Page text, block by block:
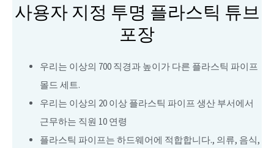
사용자 지정 투명 플라스틱 튜브
포장
우리는 이상의 700 직경과 높이가 다른 플라스틱 파이프
몰드 세트.
우리는 이상의 20 이상 플라스틱 파이프 생산 부서에서
근무하는 직원 10 연령
플라스틱 파이프는 하드웨어에 적합합니다., 의류, 음식,